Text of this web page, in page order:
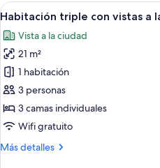
Ver
todas
las
fotos
de
Habitación
triple
con
a
6
Habitación triple con vistas a
Vista a la ciudad
21 m²
1 habitación
3 personas
3 camas individuales
Wifi gratuito
Más detalles
Más